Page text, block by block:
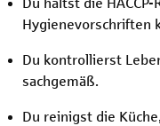
Hygienevorschriften
Du kontrollierst
sachgemäß.
Du reinigst die